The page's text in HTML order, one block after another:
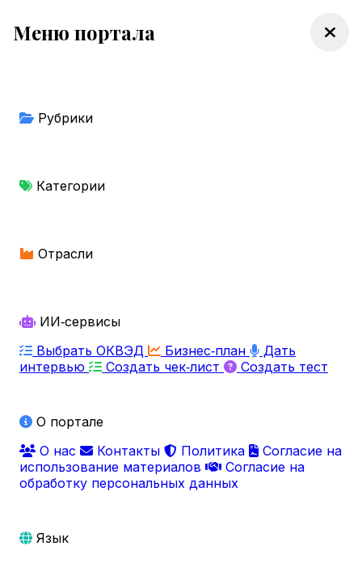
Меню портала
Рубрики
Категории
Отрасли
ИИ‑сервисы
Выбрать ОКВЭД
Бизнес‑план
Дать
интервью
Создать чек‑лист Создать тест
О портале
О нас
Контакты Политика
Согласие на
использование материалов
Согласие на
обработку персональных данных
Язык